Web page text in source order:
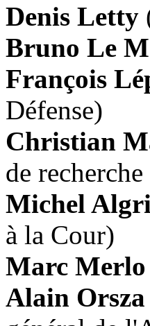
Denis Letty
Bruno Le
François
Défense)
Christian
de
Michel
à la Cour)
Marc Merlo
Alain Orsza